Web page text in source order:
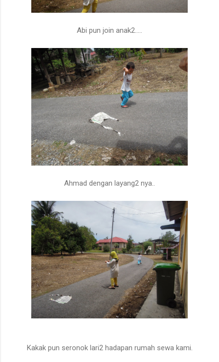
Abi pun join anak2.....
Ahmad dengan layang2 nya..
Kakak pun seronok lari2 hadapan rumah sewa kami.